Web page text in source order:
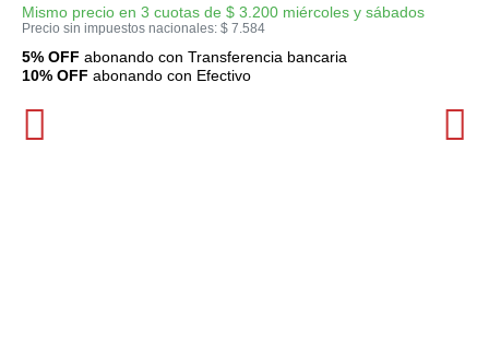
Mismo precio en 3 cuotas de $ 3.200 miércoles y sábados
Precio sin impuestos nacionales: $ 7.584
5% OFF abonando con Transferencia bancaria
10% OFF abonando con Efectivo